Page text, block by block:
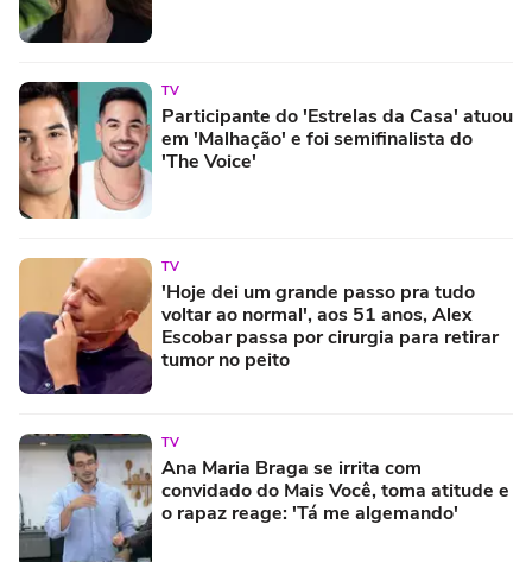
TV
Participante do 'Estrelas da Casa' atuou
em 'Malhação' e foi semifinalista do
'The Voice'
TV
'Hoje dei um grande passo pra tudo
voltar ao normal', aos 51 anos, Alex
Escobar passa por cirurgia para retirar
tumor no peito
TV
Ana Maria Braga se irrita com
convidado do Mais Você, toma atitude e
o rapaz reage: 'Tá me algemando'